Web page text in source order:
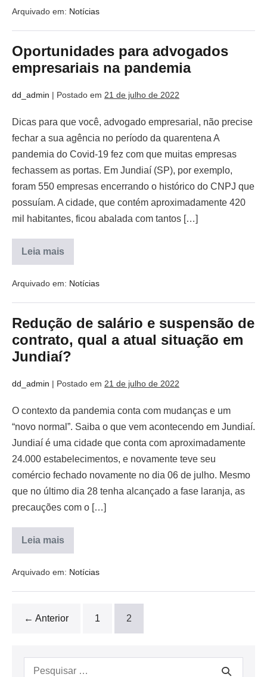
Arquivado em: Notícias
Oportunidades para advogados
empresariais na pandemia
dd_admin | Postado em 21 de julho de 2022
Dicas para que você, advogado empresarial, não precise
fechar a sua agência no período da quarentena A
pandemia do Covid-19 fez com que muitas empresas
fechassem as portas. Em Jundiaí (SP), por exemplo,
foram 550 empresas encerrando o histórico do CNPJ que
possuíam. A cidade, que contém aproximadamente 420
mil habitantes, ficou abalada com tantos […]
Leia mais
Arquivado em: Notícias
Redução de salário e suspensão de
contrato, qual a atual situação em
Jundiaí?
dd_admin | Postado em 21 de julho de 2022
O contexto da pandemia conta com mudanças e um
“novo normal”. Saiba o que vem acontecendo em Jundiaí.
Jundiaí é uma cidade que conta com aproximadamente
24.000 estabelecimentos, e novamente teve seu
comércio fechado novamente no dia 06 de julho. Mesmo
que no último dia 28 tenha alcançado a fase laranja, as
precauções com o […]
Leia mais
Arquivado em: Notícias
← Anterior 1 2